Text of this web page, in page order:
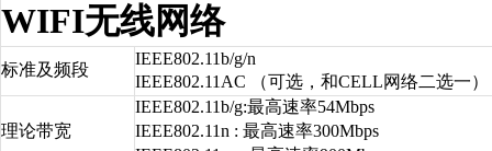
WIFI无线网络
标准及频段
IEEE802.11b/g/n
IEEE802.11AC （可选，和CELL网络二选一）
理论带宽
IEEE802.11b/g:最高速率54Mbps
IEEE802.11n : 最高速率300Mbps